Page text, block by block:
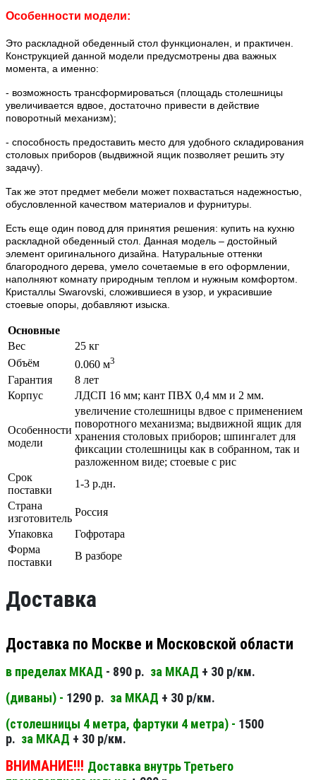
Особенности модели:
Это раскладной обеденный стол функционален, и практичен.
Конструкцией данной модели предусмотрены два важных
момента, а именно:
- возможность трансформироваться (площадь столешницы
увеличивается вдвое, достаточно привести в действие
поворотный механизм);
- способность предоставить место для удобного складирования
столовых приборов (выдвижной ящик позволяет решить эту
задачу).
Так же этот предмет мебели может похвастаться надежностью,
обусловленной качеством материалов и фурнитуры.
Есть еще один повод для принятия решения: купить на кухню
раскладной обеденный стол. Данная модель – достойный
элемент оригинального дизайна. Натуральные оттенки
благородного дерева, умело сочетаемые в его оформлении,
наполняют комнату природным теплом и нужным комфортом.
Кристаллы Swarovski, сложившиеся в узор, и украсившие
стоевые опоры, добавляют изыска.
Основные
Вес
25 кг
Объём
0.060 м3
Гарантия
8 лет
Корпус
ЛДСП 16 мм; кант ПВХ 0,4 мм и 2 мм.
Особенности
модели
увеличение столешницы вдвое с применением
поворотного механизма; выдвижной ящик для
хранения столовых приборов; шпингалет для
фиксации столешницы как в собранном, так и
разложенном виде; стоевые с рис
Срок
поставки
1-3 р.дн.
Страна
изготовитель
Россия
Упаковка
Гофротара
Форма
поставки
В разборе
Доставка
Доставка по Москве и Московской области
в пределах МКАД - 890 р. за МКАД + 30 р/км.
(диваны) - 1290 р. за МКАД + 30 р/км.
(столешницы 4 метра, фартуки 4 метра) - 1500
р. за МКАД + 30 р/км.
ВНИМАНИЕ!!! Доставка внутрь Третьего